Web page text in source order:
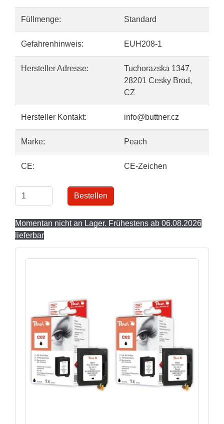
Füllmenge: Standard
Gefahrenhinweis: EUH208-1
Hersteller Adresse:
Tuchorazska 1347,
28201 Cesky Brod,
CZ
Hersteller Kontakt: info@buttner.cz
Marke: Peach
CE: CE-Zeichen
Bestellen
Momentan nicht an Lager. Frühestens ab 06.08.2026
lieferbar